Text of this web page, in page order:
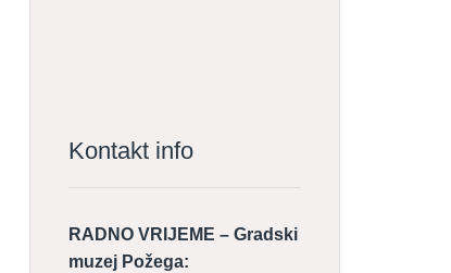
Kontakt info
RADNO VRIJEME – Gradski
muzej Požega: